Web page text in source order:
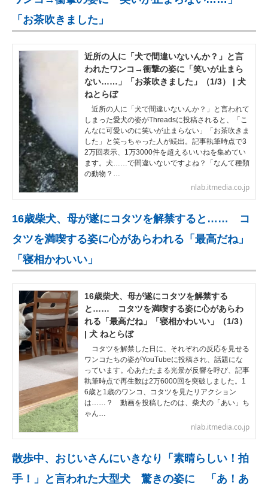
「お茶吹きました」
近所の人に「犬で間違いないんか？」と言
われたワンコ→衝撃の姿に「笑いが止まら
ない……」「お茶吹きました」（1/3） | 犬
ねとらぼ
近所の人に「犬で間違いないんか？」と言われて
しまった愛犬の姿がThreadsに投稿されると、「こ
んなに可愛いのに笑いが止まらない」「お茶吹きま
した」と笑っちゃった人が続出。記事執筆時点で3
2万回表示、1万3000件を超えるいいねを集めてい
ます。犬……で間違いないですよね？「なんて種類
の動物？…
nlab.itmedia.co.jp
16歳柴犬、母が遂にコタツを解禁すると…… コ
タツを満喫する姿に心があらわれる「最高だね」
「寝相かわいい」
16歳柴犬、母が遂にコタツを解禁する
と…… コタツを満喫する姿に心があらわ
れる「最高だね」「寝相かわいい」（1/3）
| 犬 ねとらぼ
コタツを解禁した日に、それぞれの反応を見せる
ワンコたちの姿がYouTubeに投稿され、話題にな
っています。心あたたまる光景が反響を呼び、記事
執筆時点で再生数は2万6000回を突破しました。1
6歳と1歳のワンコ、コタツを見たリアクション
は……？ 動画を投稿したのは、柴犬の「あい」ち
ゃん…
nlab.itmedia.co.jp
散歩中、おじいさんにいきなり「素晴らしい！拍
手！」と言われた大型犬 驚きの姿に 「あ！あ